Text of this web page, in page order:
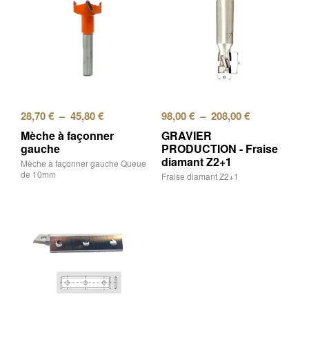
28,70€ – 45,80€
Mèche à façonner
gauche
Mèche à façonner gauche Queue
de 10mm
98,00€ – 208,00€
GRAVIER
PRODUCTION - Fraise
diamant Z2+1
Fraise diamant Z2+1